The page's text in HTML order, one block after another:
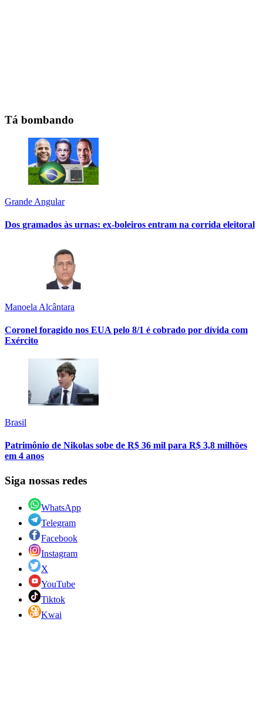
Tá bombando
Grande Angular
Dos gramados às urnas: ex-boleiros entram na corrida eleitoral
Manoela Alcântara
Coronel foragido nos EUA pelo 8/1 é cobrado por dívida com
Exército
Brasil
Patrimônio de Nikolas sobe de R$ 36 mil para R$ 3,8 milhões
em 4 anos
Siga nossas redes
WhatsApp
Telegram
Facebook
Instagram
X
YouTube
Tiktok
Kwai